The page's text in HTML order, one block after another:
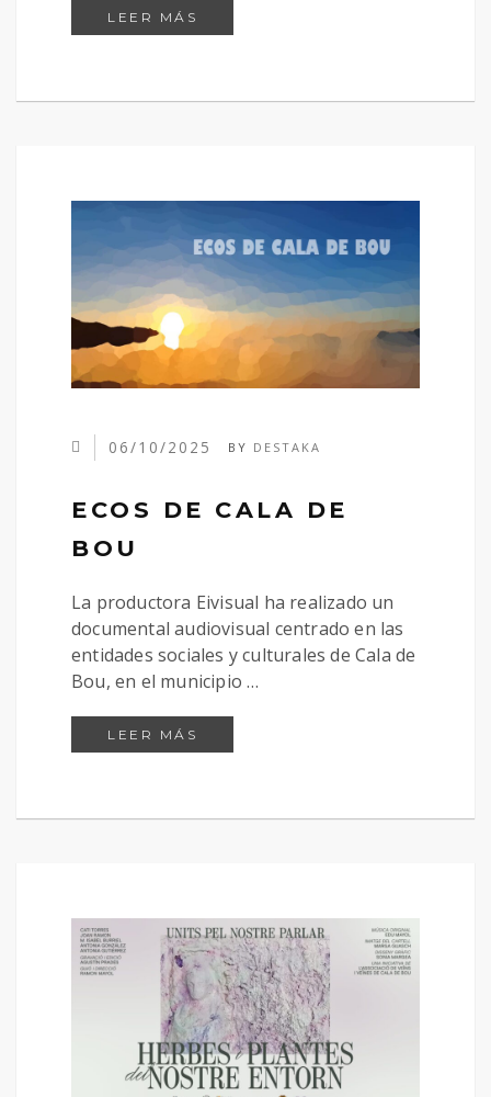
LEER MÁS
06/10/2025 BY DESTAKA
ECOS DE CALA DE
BOU
La productora Eivisual ha realizado un
documental audiovisual centrado en las
entidades sociales y culturales de Cala de
Bou, en el municipio …
LEER MÁS